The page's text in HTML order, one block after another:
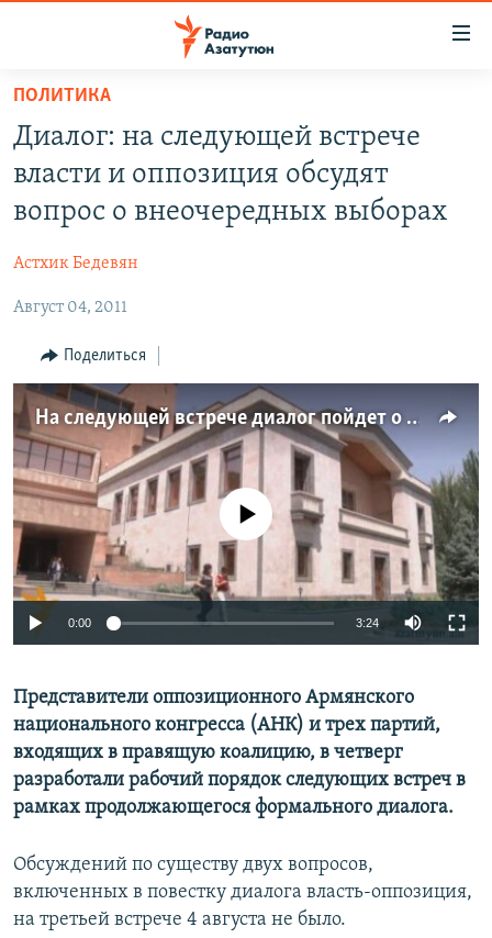
Перейти
основному
содержанию
основной
Перейти
поиску
НОВОСТИ
ЭКОНОМИКА
РЕГИОН
НАГОРНЫЙ КАРАБАХ
КУЛЬТУРА
СПОРТ
АРХИВ
Հայերեն
English
Русский
ПОЛИТИКА
Диалог: на следующей встрече
власти и оппозиция обсудят
вопрос о внеочередных выборах
Астхик Бедевян
Август 04, 2011
Поделиться
На следующей встрече диалог пойдет о досрочных выборах
No media source currently available
0:00 3:24
Представители оппозиционного Армянского
национального конгресса (АНК) и трех партий,
входящих в правящую коалицию, в четверг
разработали рабочий порядок следующих встреч в
рамках продолжающегося формального диалога.
Обсуждений по существу двух вопросов,
включенных в повестку диалога власть-оппозиция,
на третьей встрече 4 августа не было.